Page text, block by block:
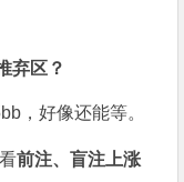
弃区？
，好像还能等。
前注、盲注上涨